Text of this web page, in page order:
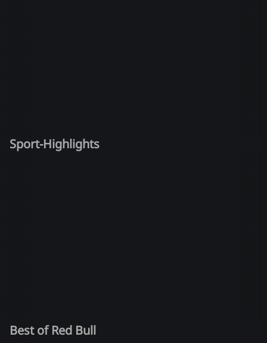
Sport-Highlights
Best of Red Bull